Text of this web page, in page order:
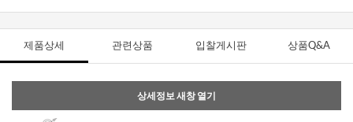
제품상세 관련상품 입찰게시판 상품Q&A
상세정보 새창 열기